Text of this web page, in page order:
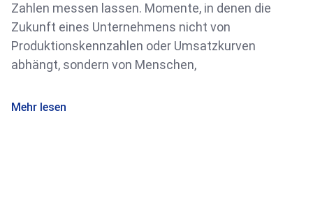
Zahlen messen lassen. Momente, in denen die
Zukunft eines Unternehmens nicht von
Produktionskennzahlen oder Umsatzkurven
abhängt, sondern von Menschen,
Mehr lesen